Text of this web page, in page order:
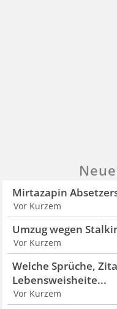
Mirtazapin
Vor Kurzem
Umzug wegen
Vor Kurzem
Welche Sprüche,
Lebensweisheite...
Vor Kurzem